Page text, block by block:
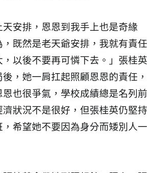
天安排，恩恩到我手上也是奇緣
既然是老天爺安排，我就有責任
以後不要再可憐下去。」張桂英
，她一肩扛起照顧恩恩的責任，
也很爭氣，學校成績總是名列前
狀況不是很好，但張桂英仍堅持
希望她不要因為身分而矮別人一